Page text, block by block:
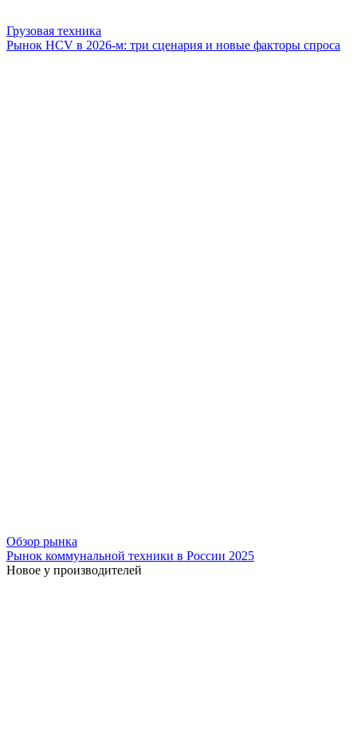
Грузовая техника
Рынок HCV в 2026-м: три сценария и новые факторы спроса
Обзор рынка
Рынок коммунальной техники в России 2025
Новое у производителей